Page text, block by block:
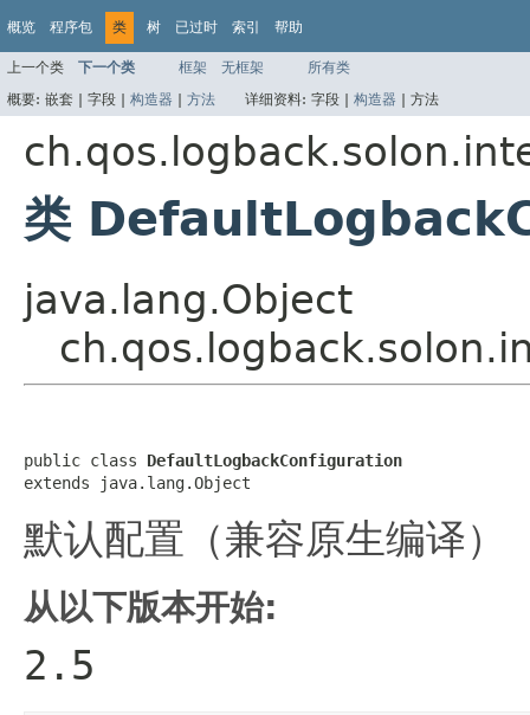
概览 程序包 类 树 已过时 索引 帮助
上一个类 下一个类 框架 无框架
所有类
概要: 嵌套 | 字段 | 构造器 | 方法 详细资料: 字段 | 构造器 | 方法
类
java.lang.Object
public class DefaultLogbackConfiguration
extends java.lang.Object
默认配置（兼容原生编译）
从以下版本开始:
2.5